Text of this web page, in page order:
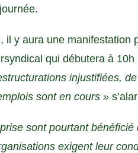
il y aura une manifestation
qui débutera à
injustifiées,
sont en cours »
sont pourtant
exigent leur